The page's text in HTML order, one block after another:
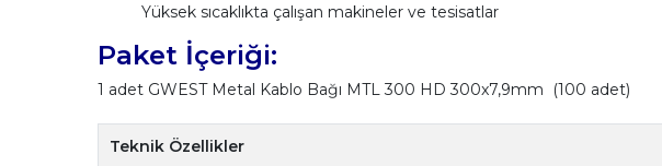
Yüksek sıcaklıkta çalışan makineler ve tesisatlar
Paket İçeriği:
1 adet GWEST Metal Kablo Bağı MTL 300 HD 300x7,9mm (100 adet)
Teknik Özellikler